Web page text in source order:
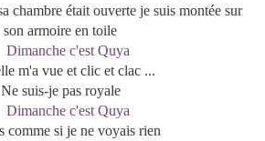
chambre était ouverte je suis montée sur
son armoire en toile
m'a vue et clic et clac ...
Ne suis-je pas royale
comme si je ne voyais rien